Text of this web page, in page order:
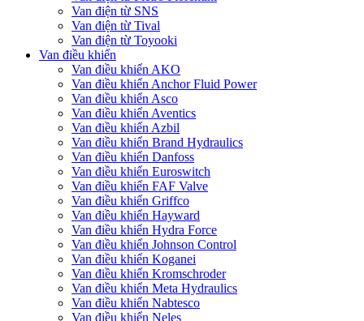
Van điện từ SNS
Van điện từ Tival
Van điện từ Toyooki
Van điều khiển
Van điều khiển AKO
Van điều khiển Anchor Fluid Power
Van điều khiển Asco
Van điều khiển Aventics
Van điều khiển Azbil
Van điều khiển Brand Hydraulics
Van điều khiển Danfoss
Van điều khiển Euroswitch
Van điều khiển FAF Valve
Van điều khiển Griffco
Van điều khiển Hayward
Van điều khiển Hydra Force
Van điều khiển Johnson Control
Van điều khiển Koganei
Van điều khiển Kromschroder
Van điều khiển Meta Hydraulics
Van điều khiển Nabtesco
Van điều khiển Neles